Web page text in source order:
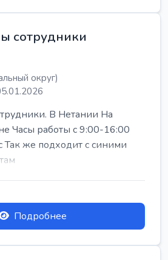
сотрудники
округ)
В Нетании На
Часы работы с 9:00-16:00
Так же подходит с синими
Подробнее